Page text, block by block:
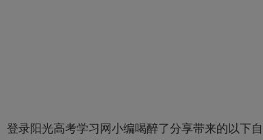
登录阳光高考学习网小编喝醉了分享带来的以下